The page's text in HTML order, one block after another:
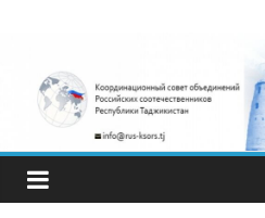
contentсовет